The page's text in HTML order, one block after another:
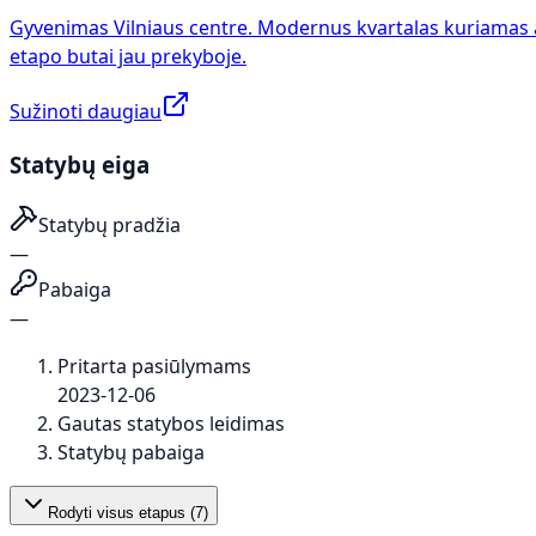
Gyvenimas Vilniaus centre. Modernus kvartalas
etapo butai jau prekyboje.
Sužinoti daugiau
Statybų eiga
Statybų pradžia
—
Pabaiga
—
Pritarta pasiūlymams
2023-12-06
Gautas statybos leidimas
Statybų pabaiga
Rodyti visus etapus (7)